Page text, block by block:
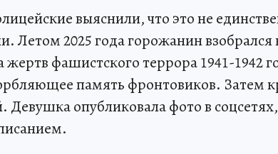
выяснили, что это не
Летом 2025 года горожанин
жертв фашистского террора 1941-1942
память фронтовиков. Затем
Девушка опубликовала фото в